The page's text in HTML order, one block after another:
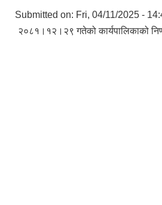
Submitted on: Fri, 04/11/2025 -
२०८१।१२।२९ गतेको कार्यपालिकाको